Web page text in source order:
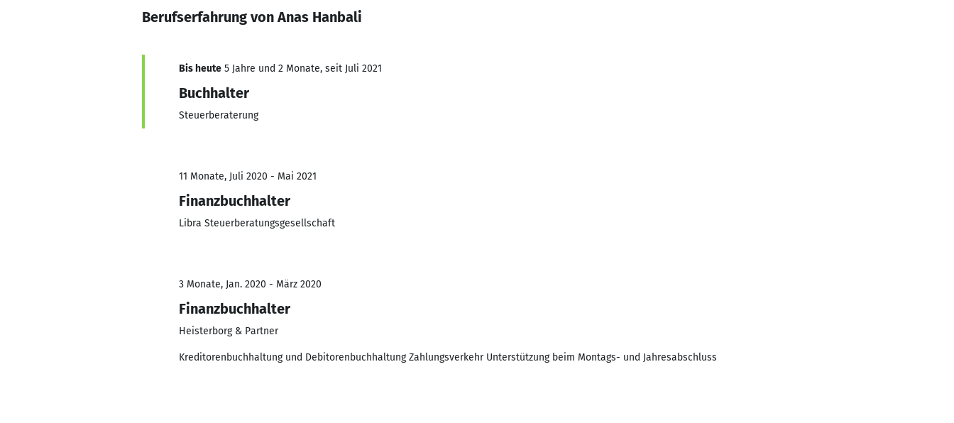
Berufserfahrung von Anas Hanbali
Bis heute 5 Jahre und 2 Monate, seit Juli 2021
Buchhalter
Steuerberaterung
11 Monate, Juli 2020 - Mai 2021
Finanzbuchhalter
Libra Steuerberatungsgesellschaft
3 Monate, Jan. 2020 - März 2020
Finanzbuchhalter
Heisterborg & Partner
Kreditorenbuchhaltung und Debitorenbuchhaltung Zahlungsverkehr Unterstützung beim Montags- und Jahresabschluss